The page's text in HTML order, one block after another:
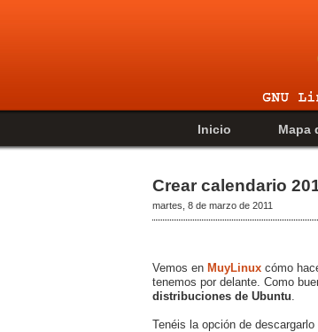
Inicio Mapa
Crear calendario
martes, 8 de marzo de 2011
Vemos en MuyLinux cómo
tenemos por delante. Como
distribuciones de Ubuntu
Tenéis la opción de descargarlo